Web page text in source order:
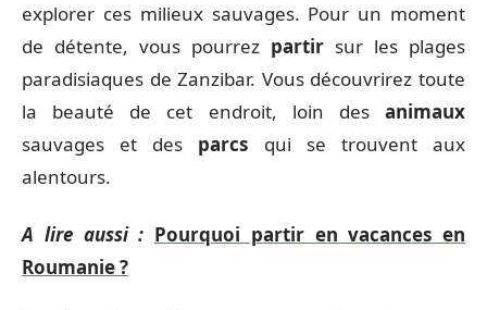
explorer ces milieux sauvages. Pour un moment
de détente, vous pourrez partir sur les plages
paradisiaques de Zanzibar. Vous découvrirez toute
la beauté de cet endroit, loin des animaux
sauvages et des parcs qui se trouvent aux
alentours.
A lire aussi : Pourquoi partir en vacances en
Roumanie ?